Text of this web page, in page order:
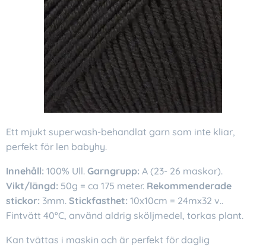
Ett mjukt superwash-behandlat garn som inte kliar,
perfekt för len babyhy.
Innehåll: 100% Ull. Garngrupp: A (23- 26 maskor).
Vikt/längd: 50g = ca 175 meter. Rekommenderade
stickor: 3mm. Stickfasthet: 10x10cm = 24mx32 v..
Fintvätt 40°C, använd aldrig sköljmedel, torkas plant.
Kan tvättas i maskin och är perfekt för daglig